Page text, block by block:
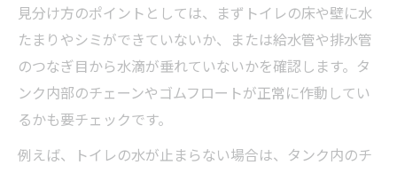
洗面台下や排水管のつなぎ目水漏れチェッ
ク法
つなぎ目の水漏れを発見した際の適切な対
応手順
給水管や排水管の水漏れに潜む盲点を専門家が
解説
見分け方のポイントとしては、まずトイレの床や壁に水
たまりやシミができていないか、または給水管や排水管
のつなぎ目から水滴が垂れていないかを確認します。タ
ンク内部のチェーンやゴムフロートが正常に作動してい
るかも要チェックです。
例えば、トイレの水が止まらない場合は、タンク内のチ